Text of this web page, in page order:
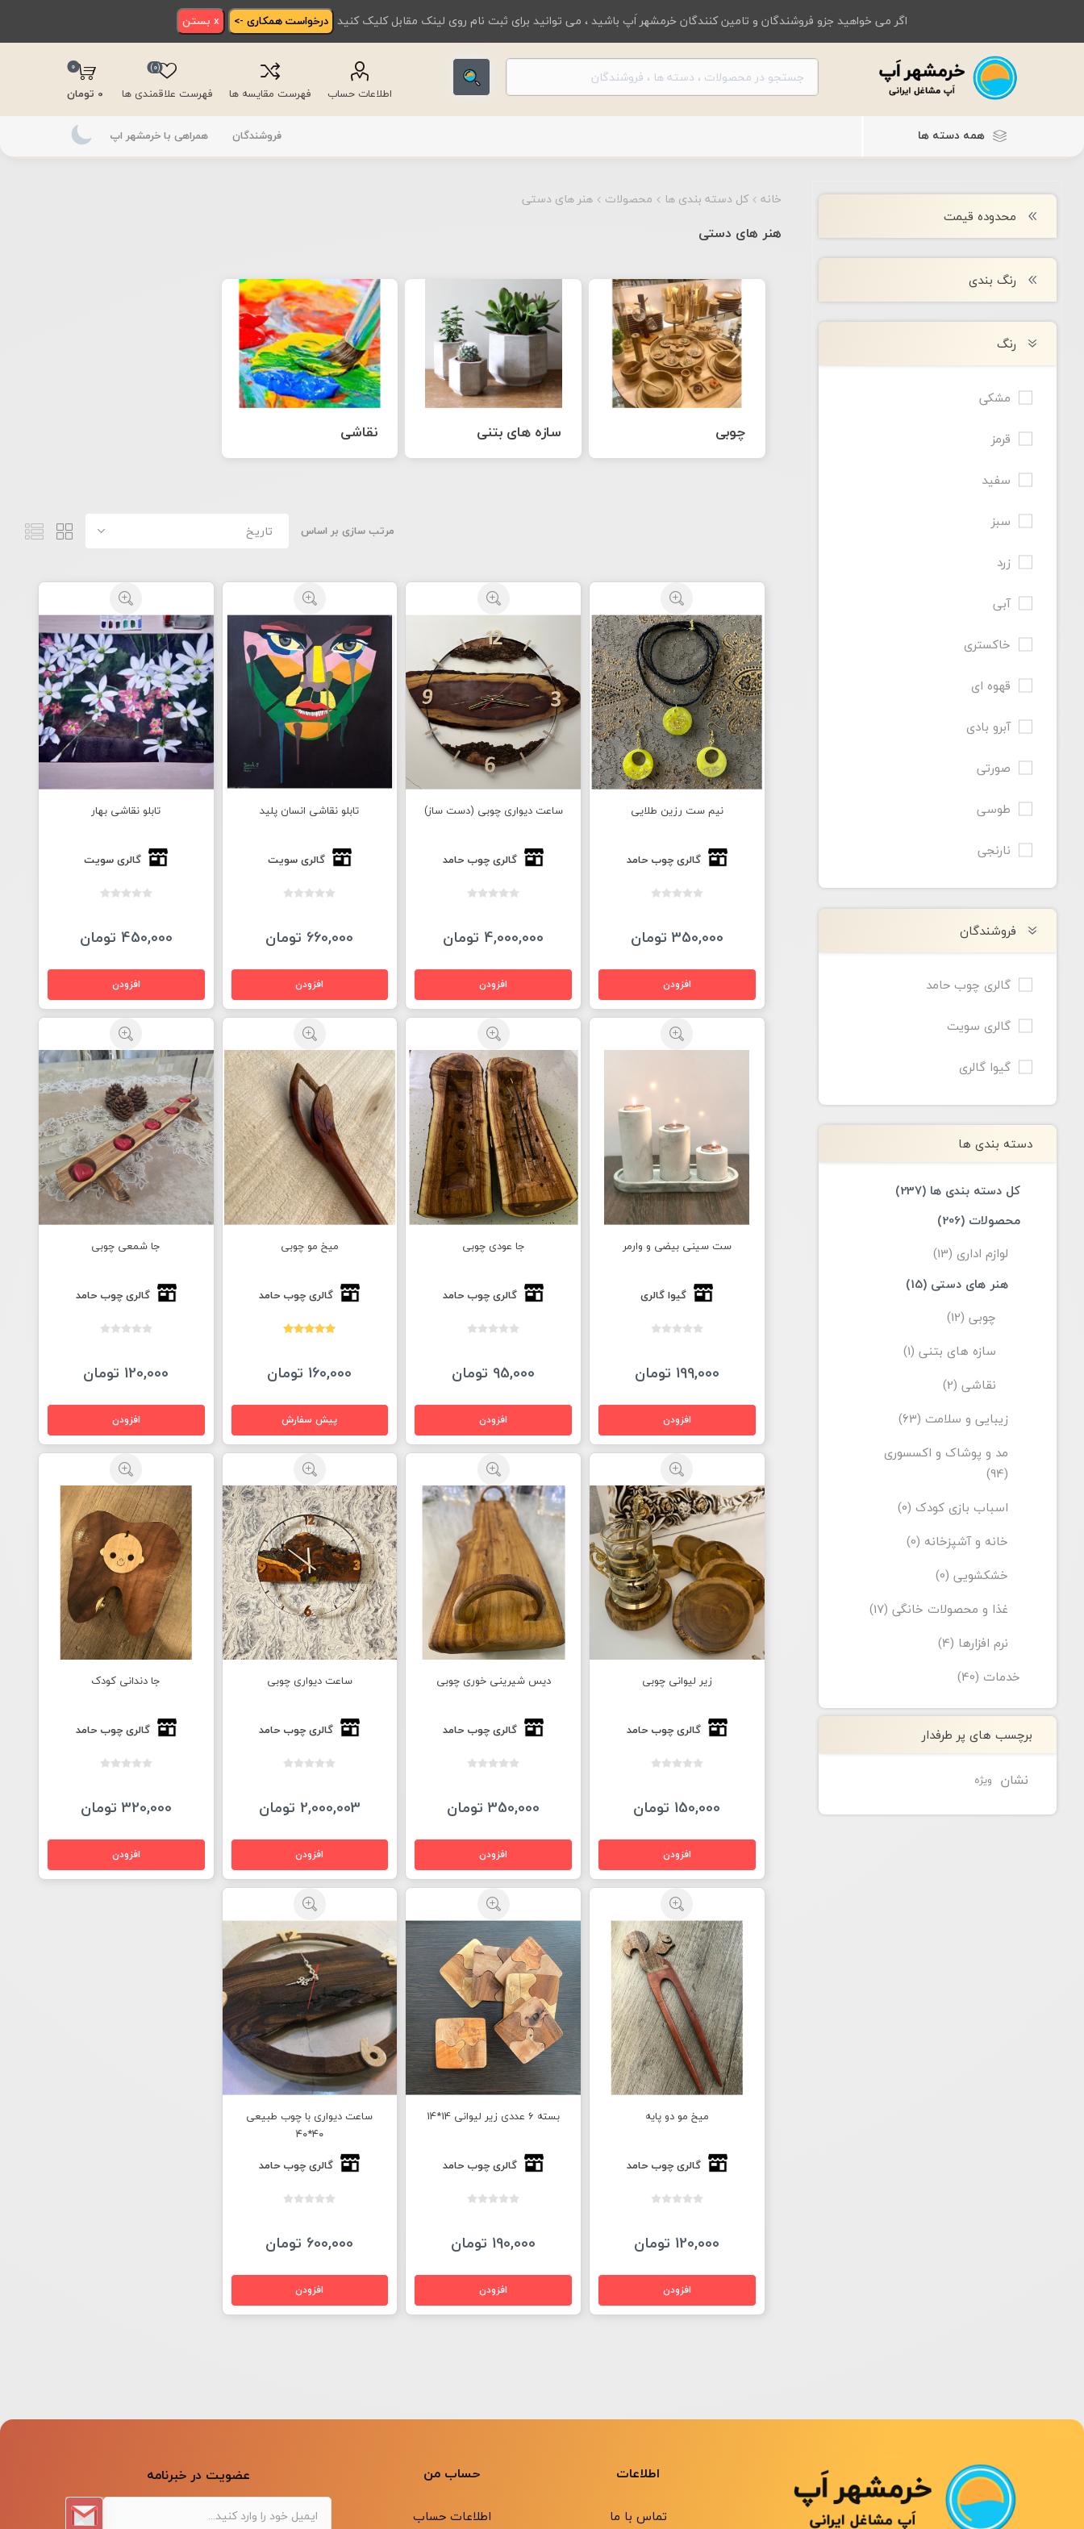
اگر می خواهید جزو فروشندگان و تامین کنندگان خرمشهر اَپ باشید ، می توانید برای ثبت نام روی لینک مقابل کلیک کنید درخواست همکاری -> x بستن
اطلاعات حساب فهرست مقایسه ها فهرست علاقمندی ها
(0)
0
0 تومان
همه دسته ها فروشندگان همراهی با خرمشهر اپ
خانه کل دسته بندی ها محصولات هنر های دستی
هنر های دستی
چوبی سازه های بتنی نقاشی
مرتب سازی بر اساس
نیم ست رزین طلایی
گالری چوب حامد
350,000 تومان
ساعت دیواری چوبی (دست ساز)
گالری چوب حامد
4,000,000 تومان
تابلو نقاشی انسان پلید
گالری سویت
660,000 تومان
تابلو نقاشی بهار
گالری سویت
450,000 تومان
ست سینی بیضی و وارمر
گیوا گالری
199,000 تومان
جا عودی چوبی
گالری چوب حامد
95,000 تومان
میخ مو چوبی
گالری چوب حامد
160,000 تومان
جا شمعی چوبی
گالری چوب حامد
120,000 تومان
زیر لیوانی چوبی
گالری چوب حامد
150,000 تومان
دیس شیرینی خوری چوبی
گالری چوب حامد
350,000 تومان
ساعت دیواری چوبی
گالری چوب حامد
2,000,003 تومان
جا دندانی کودک
گالری چوب حامد
320,000 تومان
میخ مو دو پایه
گالری چوب حامد
120,000 تومان
بسته 6 عددی زیر لیوانی 14*14
گالری چوب حامد
190,000 تومان
ساعت دیواری با چوب طبیعی
۴۰*۴۰
گالری چوب حامد
600,000 تومان
محدوده قیمت
رنگ بندی
رنگ
مشکی
قرمز
سفید
سبز
زرد
آبی
خاکستری
قهوه ای
آبرو بادی
صورتی
طوسی
نارنجی
فروشندگان
گالری چوب حامد
گالری سویت
گیوا گالری
دسته بندی ها
کل دسته بندی ها (237)
محصولات (206)
لوازم اداری (13)
هنر های دستی (15)
چوبی (12)
سازه های بتنی (1)
نقاشی (2)
زیبایی و سلامت (63)
مد و پوشاک و اکسسوری
(94)
اسباب بازی کودک (0)
خانه و آشپزخانه (0)
خشکشویی (0)
غذا و محصولات خانگی (17)
نرم افزارها (4)
خدمات (40)
برچسب های پر طرفدار
نشان ویژه
اطلاعات
تماس با ما
حساب من
اطلاعات حساب
عضویت در خبرنامه